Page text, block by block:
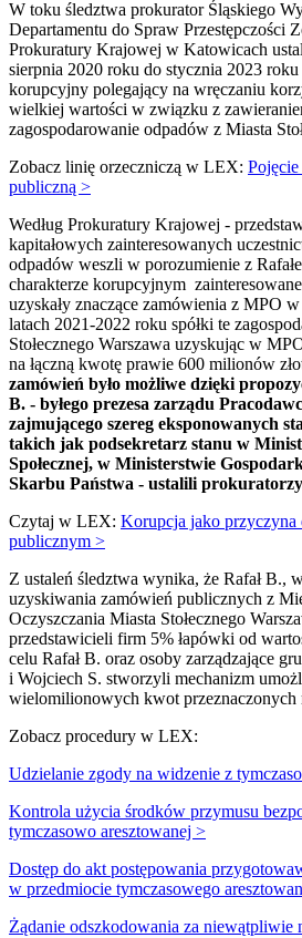
W toku śledztwa prokurator Śląskiego
Departamentu do Spraw Przestępczości
Prokuratury Krajowej w Katowicach
sierpnia 2020 roku do stycznia 2023 roku
korupcyjny polegający na wręczaniu
wielkiej wartości w związku z
zagospodarowanie odpadów z Miasta
Zobacz linię orzeczniczą w LEX:
publiczną >
Według Prokuratury Krajowej -
kapitałowych zainteresowanych
odpadów weszli w porozumienie z
charakterze korupcyjnym
uzyskały znaczące zamówienia z MPO
latach 2021-2022 roku spółki te
Stołecznego Warszawa uzyskując w
na łączną kwotę prawie 600 milionów
zamówień było możliwe dzięki
B. - byłego prezesa zarządu
zajmującego szereg eksponowanych
takich jak podsekretarz stanu w
Społecznej, w Ministerstwie
Skarbu Państwa - ustalili
Czytaj w LEX: Korupcja jako
publicznym >
Z ustaleń śledztwa wynika, że Rafał B.,
uzyskiwania zamówień publicznych z
Oczyszczania Miasta Stołecznego
przedstawicieli firm 5% łapówki od
celu Rafał B. oraz osoby zarządzające
i Wojciech S. stworzyli mechanizm
wielomilionowych kwot przeznaczonych
Zobacz procedury w LEX:
Udzielanie zgody na widzenie z
Kontrola użycia środków przymusu
tymczasowo aresztowanej >
Dostęp do akt postępowania
w przedmiocie tymczasowego
Żądanie odszkodowania za niewątpliwie